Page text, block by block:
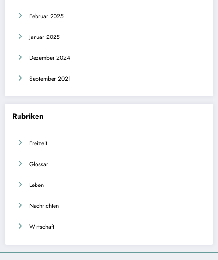
Februar 2025
Januar 2025
Dezember 2024
September 2021
Rubriken
Freizeit
Glossar
Leben
Nachrichten
Wirtschaft